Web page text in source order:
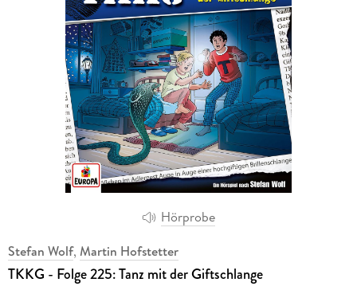
Hörprobe
Stefan Wolf, Martin Hofstetter
TKKG - Folge 225: Tanz mit der Giftschlange